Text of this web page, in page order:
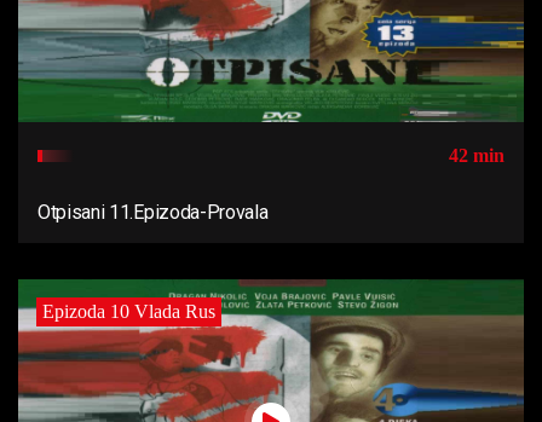
42 min
Otpisani 11.Epizoda-Provala
Epizoda 10 Vlada Rus